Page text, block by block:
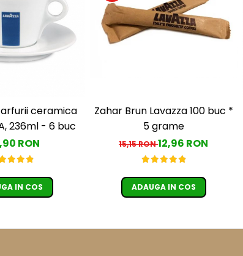
ceramica
236ml - 6 buc
RON
IN COS
Zahar Brun Lavazza 100 buc *
5 grame
15,15 RON12,96 RON
ADAUGA IN COS